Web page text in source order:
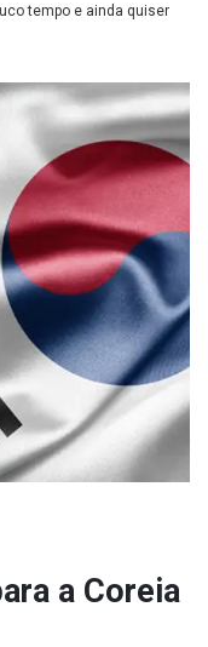
tempo e ainda quiser
a Coreia